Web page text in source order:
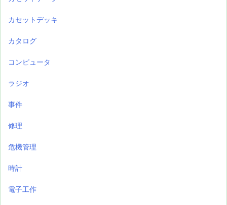
カセットデッキ
カタログ
コンピュータ
ラジオ
事件
修理
危機管理
時計
電子工作